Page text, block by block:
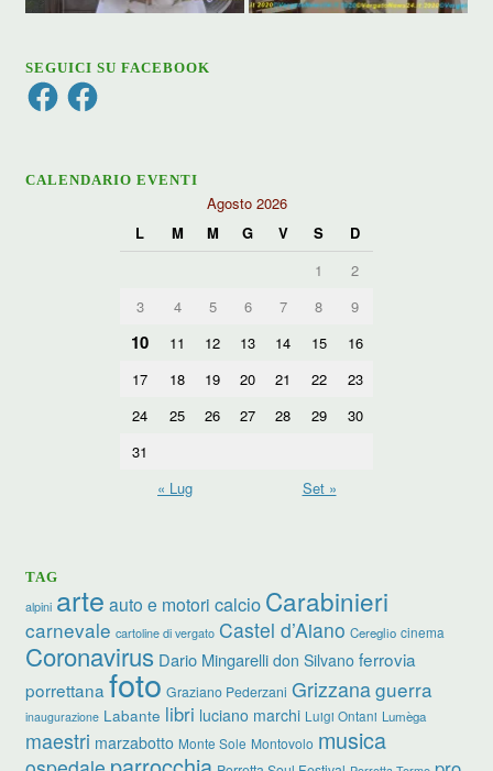
SEGUICI SU FACEBOOK
FacebookFacebook
CALENDARIO EVENTI
Agosto 2026
L
M M G V S
D
1
2
3
4 5 6 7 8 9
10 11 12 13 14 15
16
17
18 19 20 21 22
23
24
25 26 27 28 29
30
31
« Lug
Set »
TAG
alpini arte auto e motori calcio Carabinieri
carnevale cartoline di vergato Castel d’Aiano Cereglio cinema
Coronavirus Dario Mingarelli don Silvano ferrovia
porrettanafoto Graziano Pederzani Grizzanaguerra
inaugurazione Labante libri luciano marchi Luigi Ontani Lumèga
maestri marzabotto Monte Sole Montovolo musica